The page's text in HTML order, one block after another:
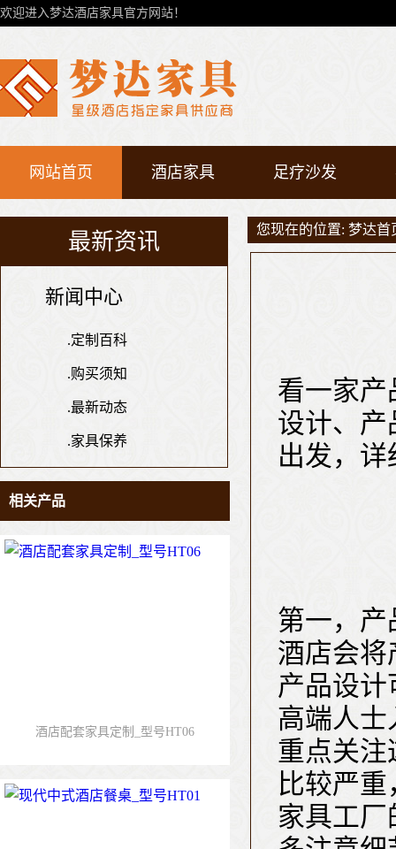
欢迎进入梦达酒店家具官方网站！
网站首页 酒店家具 足疗沙发
最新资讯
新闻中心
.定制百科
.购买须知
.最新动态
.家具保养
相关产品
酒店配套家具定制_型号HT06
您现在的位置: 梦达首
看一家产
设计、产
出发，
第一，产
酒店会将
产品设
高端人士
重点关注
比较严
家具工